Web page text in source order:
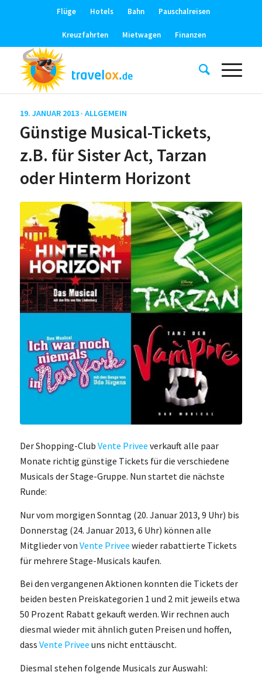
Flüge Hotels Bahn Pauschalreisen
Kreuzfahrten Mietwagen Finanzen
19. JANUAR 2013 · ALLGEMEIN
Günstige Musical-Tickets,
z.B. für Sister Act, Tarzan
oder Hinterm Horizont
Der Shopping-Club Vente Privee verkauft alle paar
Monate richtig günstige Tickets für die verschiedene
Musicals der Stage-Gruppe. Nun startet die nächste
Runde:
Nur vom morgigen Sonntag (20. Januar 2013, 9 Uhr) bis
Donnerstag (24. Januar 2013, 6 Uhr) können alle
Mitglieder von Vente Privee wieder rabattierte Tickets
für mehrere Stage-Musicals kaufen.
Bei den vergangenen Aktionen konnten die Tickets der
beiden besten Preiskategorien 1 und 2 mit jeweils etwa
50 Prozent Rabatt gekauft werden. Wir rechnen auch
diesmal wieder mit ähnlich guten Preisen und hoffen,
dass Vente Privee uns nicht enttäuscht.
Diesmal stehen folgende Musicals zur Auswahl: